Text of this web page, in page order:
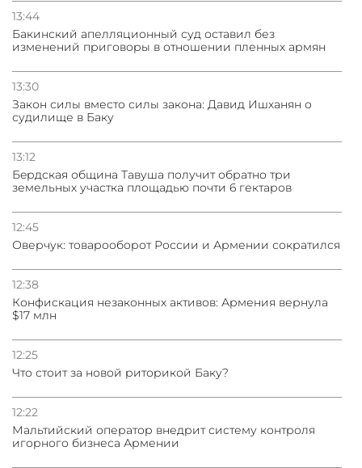
13:44
Бакинский апелляционный суд оставил без
изменений приговоры в отношении пленных армян
13:30
Закон силы вместо силы закона: Давид Ишханян о
судилище в Баку
13:12
Бeрдская община Тавуша получит обратно три
земельных участка площадью почти 6 гектаров
12:45
Оверчук: товарооборот России и Армении сократился
12:38
Конфискация незаконных активов: Армения вернула
$17 млн
12:25
Что стоит за новой риторикой Баку?
12:22
Мальтийский оператор внедрит систему контроля
игорного бизнеса Армении